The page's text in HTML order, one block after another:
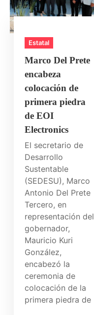
Estatal
Marco Del Prete
encabeza
colocación de
primera piedra
de EOI
Electronics
El secretario de
Desarrollo
Sustentable
(SEDESU), Marco
Antonio Del Prete
Tercero, en
representación del
gobernador,
Mauricio Kuri
González,
encabezó la
ceremonia de
colocación de la
primera piedra de